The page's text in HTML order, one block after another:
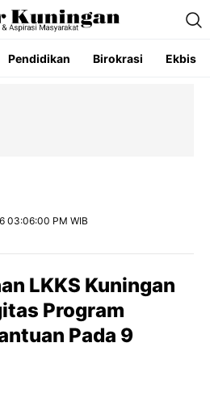
Pendidikan Birokrasi Ekbis
03:06:00 PM WIB
LKKS Kuningan
Program
Pada 9